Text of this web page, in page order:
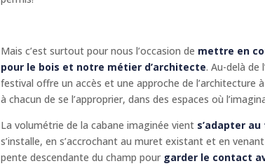
Mais c’est surtout pour nous l’occasion de mettre en
pour le bois et notre métier d’architecte. Au-delà de
festival offre un accès et une approche de l’architecture
à chacun de se l’approprier, dans des espaces où
La volumétrie de la cabane imaginée vient s’adapter
s’installe, en s’accrochant au muret existant et en
pente descendante du champ pour garder le contact